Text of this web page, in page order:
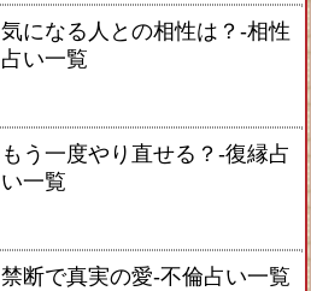
気になる人との相性は？-相性
占い一覧
もう一度やり直せる？-復縁占
い一覧
禁断で真実の愛-不倫占い一覧